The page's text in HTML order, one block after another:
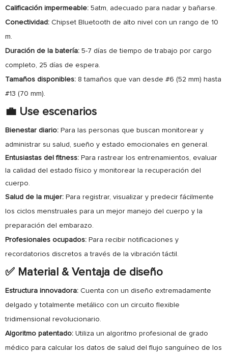
Calificación impermeable: 5atm, adecuado para nadar y bañarse.
Conectividad: Chipset Bluetooth de alto nivel con un rango de 10
m.
Duración de la batería: 5-7 días de tiempo de trabajo por cargo
completo, 25 días de espera.
Tamaños disponibles: 8 tamaños que van desde #6 (52 mm) hasta
#13 (70 mm).
💼 Use escenarios
Bienestar diario: Para las personas que buscan monitorear y
administrar su salud, sueño y estado emocionales en general.
Entusiastas del fitness: Para rastrear los entrenamientos, evaluar
la calidad del estado físico y monitorear la recuperación del
cuerpo.
Salud de la mujer: Para registrar, visualizar y predecir fácilmente
los ciclos menstruales para un mejor manejo del cuerpo y la
preparación del embarazo.
Profesionales ocupados: Para recibir notificaciones y
recordatorios discretos a través de la vibración táctil.
✅ Material & Ventaja de diseño
Estructura innovadora: Cuenta con un diseño extremadamente
delgado y totalmente metálico con un circuito flexible
tridimensional revolucionario.
Algoritmo patentado: Utiliza un algoritmo profesional de grado
médico para calcular los datos de salud del flujo sanguíneo de los